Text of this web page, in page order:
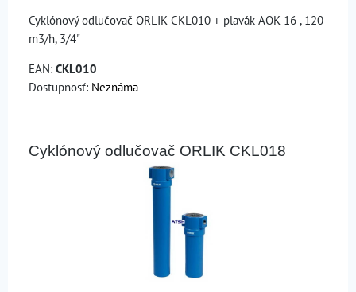
Cyklónový odlučovač ORLIK CKL010 + plavák AOK 16 , 120
m3/h, 3/4"
EAN: CKL010
Dostupnosť: Neznáma
Cyklónový odlučovač ORLIK CKL018